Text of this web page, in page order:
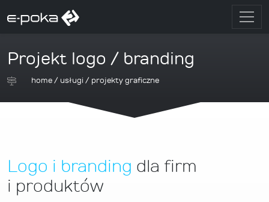
Projekt logo / branding
home/ usługi/ projekty graficzne
Logo i branding dla firm
i produktów